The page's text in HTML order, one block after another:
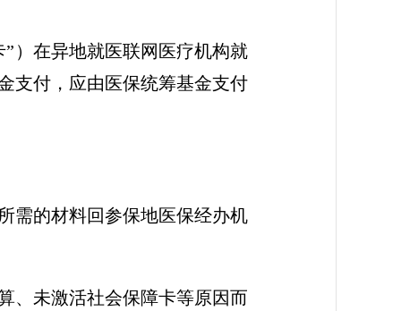
）在异地就医联网医疗机构就
支付，应由医保统筹基金支付
需的材料回参保地医保经办机
、未激活社会保障卡等原因而